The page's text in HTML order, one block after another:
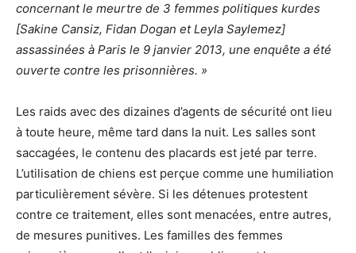
concernant le meurtre de 3 femmes politiques kurdes
[Sakine Cansiz, Fidan Dogan et Leyla Saylemez]
assassinées à Paris le 9 janvier 2013, une enquête a été
ouverte contre les prisonnières. »
Les raids avec des dizaines d’agents de sécurité ont lieu
à toute heure, même tard dans la nuit. Les salles sont
saccagées, le contenu des placards est jeté par terre.
L’utilisation de chiens est perçue comme une humiliation
particulièrement sévère. Si les détenues protestent
contre ce traitement, elles sont menacées, entre autres,
de mesures punitives. Les familles des femmes